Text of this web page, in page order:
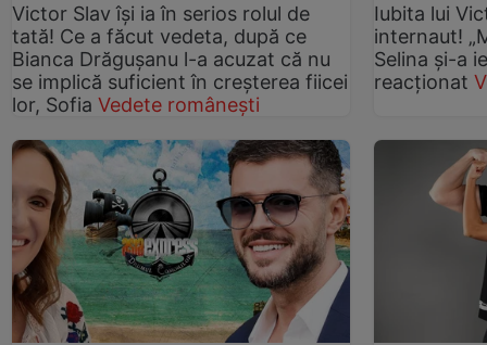
Victor Slav își ia în serios rolul de
tată! Ce a făcut vedeta, după ce
Bianca Drăgușanu l-a acuzat că nu
se implică suficient în creșterea fiicei
lor, Sofia Vedete românești
Iubita lui
internaut!
Selina și-a
reacționat